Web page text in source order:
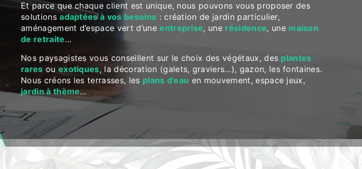
Et parce que chaque client est unique, nous pouvons vous proposer des
solutionsadaptées à vos besoins : création de jardin particulier,
aménagement d’espace vert d’uneentreprise, une résidence, une maison
de retraite…
Nos paysagistes vous conseillent sur le choix des végétaux, des plantes
rares ou exotiques, la décoration (galets, graviers…), gazon, les fontaines.
Nous créons les terrasses, les plans d’eau en mouvement, espace jeux,
jardin à thème…